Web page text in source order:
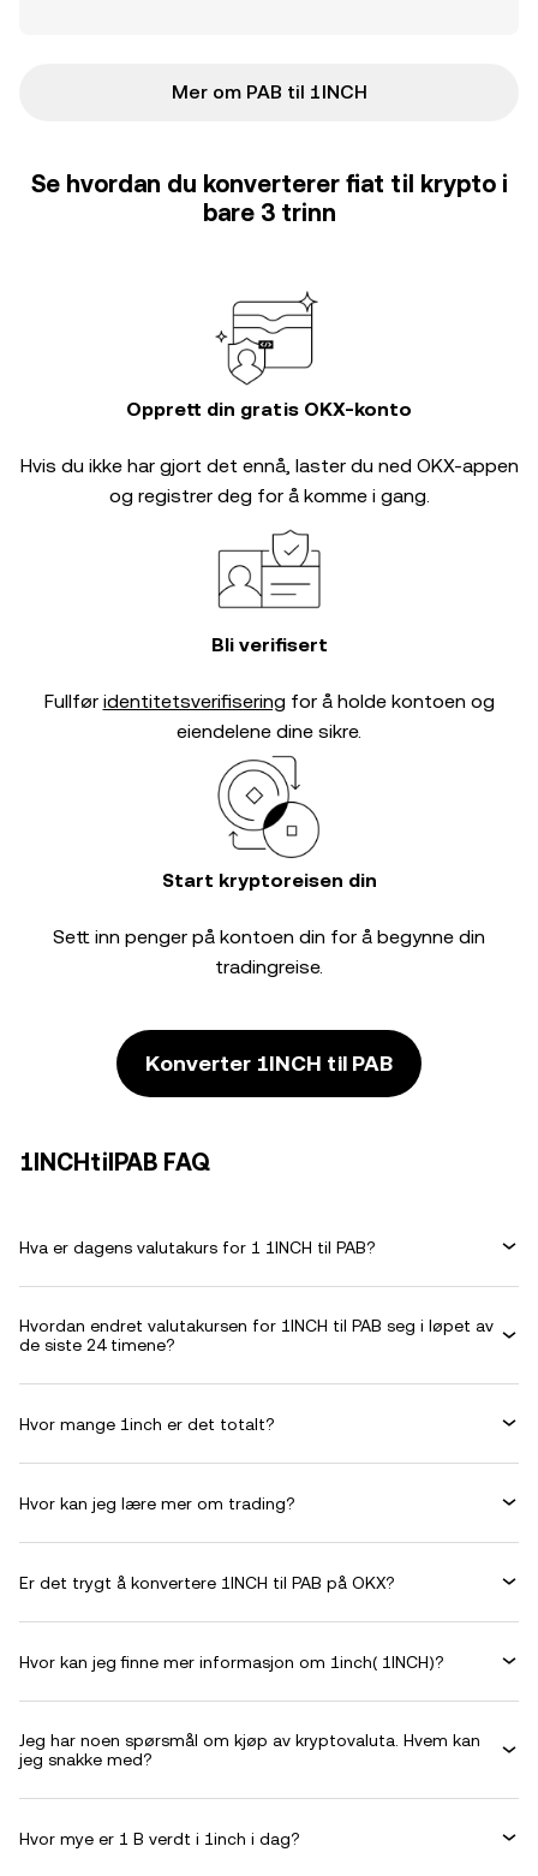
Mer om PAB til 1INCH
Se hvordan du konverterer fiat til krypto i
bare 3 trinn
Opprett din gratis OKX-konto
Hvis du ikke har gjort det ennå, laster du ned OKX-appen
og registrer deg for å komme i gang.
Bli verifisert
Fullfør identitetsverifisering for å holde kontoen og
eiendelene dine sikre.
Start kryptoreisen din
Sett inn penger på kontoen din for å begynne din
tradingreise.
Konverter 1INCH til PAB
1INCHtilPAB FAQ
Hva er dagens valutakurs for 1 1INCH til PAB?
Hvordan endret valutakursen for 1INCH til PAB seg i løpet av
de siste 24 timene?
Hvor mange 1inch er det totalt?
Hvor kan jeg lære mer om trading?
Er det trygt å konvertere 1INCH til PAB på OKX?
Hvor kan jeg finne mer informasjon om 1inch( 1INCH)?
Jeg har noen spørsmål om kjøp av kryptovaluta. Hvem kan
jeg snakke med?
Hvor mye er 1 B verdt i 1inch i dag?